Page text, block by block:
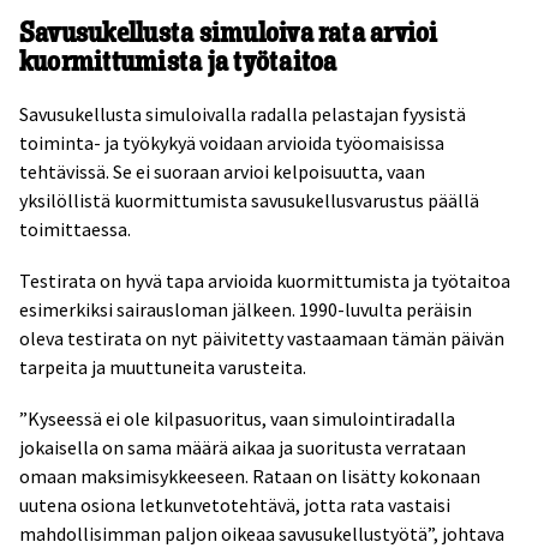
Savusukellusta simuloiva rata arvioi
kuormittumista ja työtaitoa
Savusukellusta simuloivalla radalla pelastajan fyysistä
toiminta- ja työkykyä voidaan arvioida työomaisissa
tehtävissä. Se ei suoraan arvioi kelpoisuutta, vaan
yksilöllistä kuormittumista savusukellusvarustus päällä
toimittaessa.
Testirata on hyvä tapa arvioida kuormittumista ja työtaitoa
esimerkiksi sairausloman jälkeen. 1990-luvulta peräisin
oleva testirata on nyt päivitetty vastaamaan tämän päivän
tarpeita ja muuttuneita varusteita.
”Kyseessä ei ole kilpasuoritus, vaan simulointiradalla
jokaisella on sama määrä aikaa ja suoritusta verrataan
omaan maksimisykkeeseen. Rataan on lisätty kokonaan
uutena osiona letkunvetotehtävä, jotta rata vastaisi
mahdollisimman paljon oikeaa savusukellustyötä”, johtava